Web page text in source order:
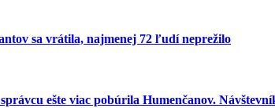
sa vrátila, najmenej 72 ľudí neprežilo
ešte viac pobúrila Humenčanov.